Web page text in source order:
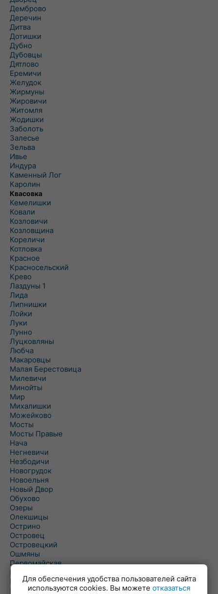
Демброво
Деречин
Дитва
Дотишки
Дубно
Дубовцы
Дятлово
Еремичи
Желудок
Жирмуны
Жировичи
Житомля
Жодишки
Заболоть
Залесье
Зельва
Ивье
Индура
Каменный Лог
Каролин
Квасовка
Кемелишки
Ковали
Козловичи
Козловщина
Кореличи
Котловка
Красное
Красносельский
Крево
Лаздуны 1
Лида
Липнишки
Лойки
Луки
Лунно
Луцковляны
Любча
Макаровцы
Малая Берестовица
Милевичи
Минойты
Мир
Михалишки
Можейково
Мосты
Мосты Правые
Нача
Негневичи
Незбодичи
Новогрудок
Новоельня
Новый Двор
Обухово
Озеры
Олекшицы
Острино
Островец
Островецкий
Ошмяны
Первомайская
Первомайский
Пески
Петревичи
Для обеспечения удобства пользователей сайта
используются cookies. Вы можете отказаться